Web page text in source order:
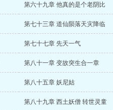
第六十九章 他真的是个老阴比
第七十三章 道仙陨落天灾降临
第七十七章 先天一气
第八十一章 变故突生合一章
第八十五章 妖尼姑
第八十九章 西土妖僧 转世灵童